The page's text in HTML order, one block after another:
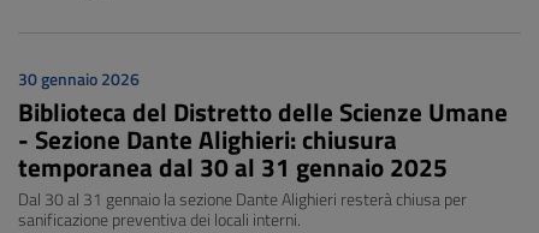
30 gennaio 2026
Biblioteca del Distretto delle Scienze Umane
- Sezione Dante Alighieri: chiusura
temporanea dal 30 al 31 gennaio 2025
Dal 30 al 31 gennaio la sezione Dante Alighieri resterà chiusa per
sanificazione preventiva dei locali interni.